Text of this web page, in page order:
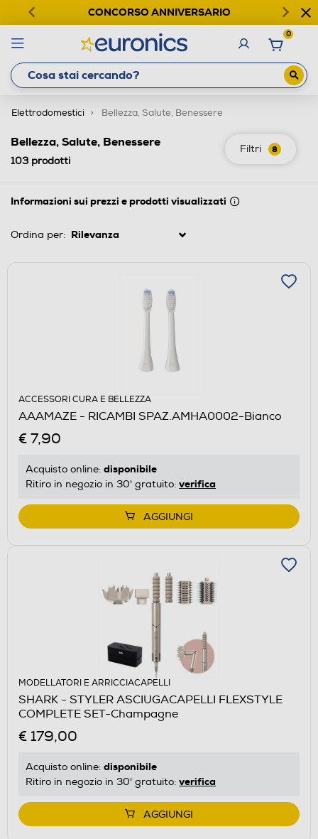
CONCORSO ANNIVERSARIO
0
Elettrodomestici Bellezza, Salute, Benessere
Filtri 8
Bellezza, Salute, Benessere
103prodotti
Informazioni sui prezzi e prodotti visualizzati
Ordina per:
ACCESSORI CURA E BELLEZZA
AAAMAZE - RICAMBI SPAZ.AMHA0002-Bianco
€ 7,90
Acquisto online: disponibile
Ritiro in negozio in 30' gratuito: verifica
AGGIUNGI
MODELLATORI E ARRICCIACAPELLI
SHARK - STYLER ASCIUGACAPELLI FLEXSTYLE
COMPLETE SET-Champagne
€ 179,00
Acquisto online: disponibile
Ritiro in negozio in 30' gratuito: verifica
AGGIUNGI